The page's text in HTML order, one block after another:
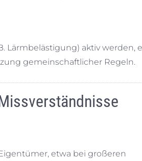
Lärmbelästigung) aktiv werden,
gemeinschaftlicher Regeln.
etwa bei großeren